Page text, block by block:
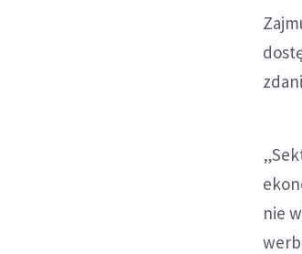
nie